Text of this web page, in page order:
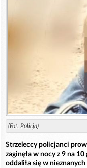
(Fot. Policja)
Strzeleccy policjanci
zaginęła w nocy z 9 na
oddaliła się w